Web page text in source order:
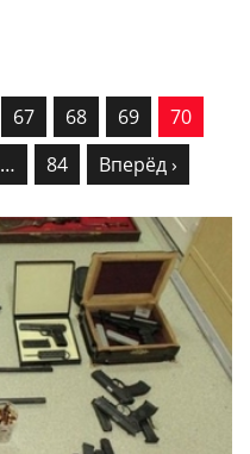
67 68 69
70
… 84 Вперёд ›